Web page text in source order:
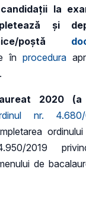
la
și
poștă
înprocedura
2020
nr. 4.680/
2019
de